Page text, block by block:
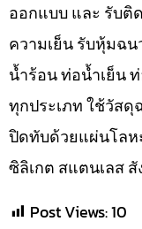
ออกแบบ และ รับติ
ความเย็น รับหุ้มฉ
น้ำร้อน ท่อน้ำเย็น
ทุกประเภท ใช้วัส
ปิดทับด้วยแผ่นโลห
ซิลิเกต สแตนเลส
Post Views:10